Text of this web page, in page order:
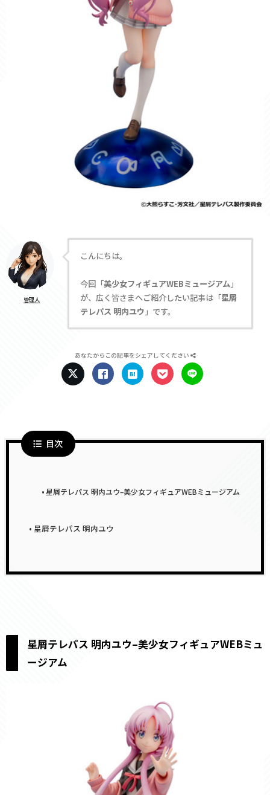
管理人
こんにちは。
今回「美少女フィギュアWEBミュージアム 」
が、広く皆さまへご紹介したい記事は「星屑
テレパス 明内ユウ 」です。
あなたからこの記事をシェアしてください
目次
星屑テレパス 明内ユウ–美少女フィギュアWEBミュージアム
星屑テレパス 明内ユウ
星屑テレパス 明内ユウ–美少女フィギュアWEBミュ
ージアム